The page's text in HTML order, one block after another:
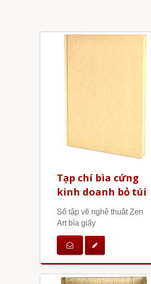
Tạp chí bìa cứng
kinh doanh bỏ túi
Sổ tập vẽ nghệ thuật Zen
Art bìa giấy